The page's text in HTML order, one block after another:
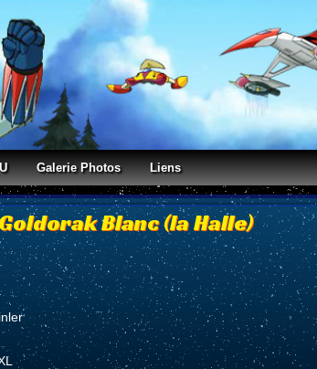
Galerie Photos Liens
Blanc (la Halle)